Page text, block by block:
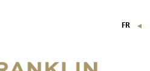
FR ▼